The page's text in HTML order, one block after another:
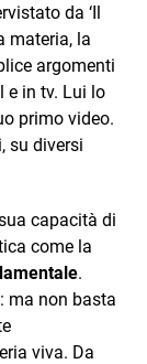
da ‘Il
materia, la
argomenti
e in tv. Lui lo
primo video.
su diversi
capacità di
come la
.
ma non basta
viva. Da